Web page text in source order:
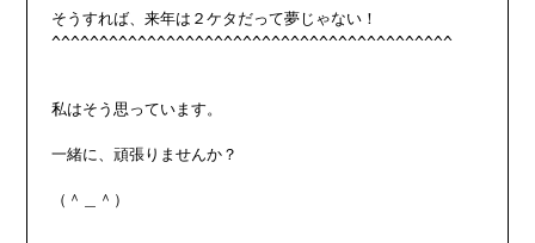
そうすれば、来年は２ケタだって夢じゃない！
^^^^^^^^^^^^^^^^^^^^^^^^^^^^^^^^^^^^^^^^^^
私はそう思っています。
一緒に、頑張りませんか？
（＾＿＾）